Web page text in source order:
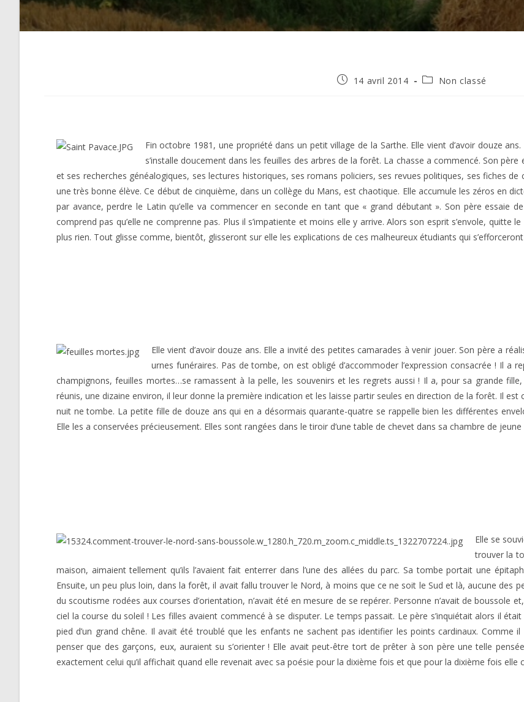
Publication
14 avril 2014
PostNon classé
Fin octobre 1981, une propriété dans un petit village de la Sarthe. Elle vient d’avoir douze
s’installe doucement dans les feuilles des arbres de la forêt. La chasse a commencé. Son père
et ses recherches généalogiques, ses lectures historiques, ses romans policiers, ses revues politiques, ses fiches
une très bonne élève. Ce début de cinquième, dans un collège du Mans, est chaotique. Elle accumule les zéros en
par avance, perdre le Latin qu’elle va commencer en seconde en tant que « grand débutant ». Son père essaie
comprend pas qu’elle ne comprenne pas. Plus il s’impatiente et moins elle y arrive. Alors son esprit s’envole, quitte
plus rien. Tout glisse comme, bientôt, glisseront sur elle les explications de ces malheureux étudiants qui
Elle vient d’avoir douze ans. Elle a invité des petites camarades à venir jouer. Son père a
urnes funéraires. Pas de tombe, on est obligé d’accommoder l’expression consacrée ! Il
champignons, feuilles mortes…se ramassent à la pelle, les souvenirs et les regrets aussi ! Il a, pour sa grande
réunis, une dizaine environ, il leur donne la première indication et les laisse partir seules en direction de la forêt. Il est
nuit ne tombe. La petite fille de douze ans qui en a désormais quarante-quatre se rappelle bien les différentes
Elle les a conservées précieusement. Elles sont rangées dans le tiroir d’une table de chevet dans sa chambre de
Elle se
trouver la
maison, aimaient tellement qu’ils l’avaient fait enterrer dans l’une des allées du parc. Sa tombe portait une
Ensuite, un peu plus loin, dans la forêt, il avait fallu trouver le Nord, à moins que ce ne soit le Sud et là, aucune des
du scoutisme rodées aux courses d’orientation, n’avait été en mesure de se repérer. Personne n’avait de boussole
ciel la course du soleil ! Les filles avaient commencé à se disputer. Le temps passait. Le père s’inquiétait alors il
pied d’un grand chêne. Il avait été troublé que les enfants ne sachent pas identifier les points cardinaux. Comme
penser que des garçons, eux, auraient su s’orienter ! Elle avait peut-être tort de prêter à son père une telle
exactement celui qu’il affichait quand elle revenait avec sa poésie pour la dixième fois et que pour la dixième fois